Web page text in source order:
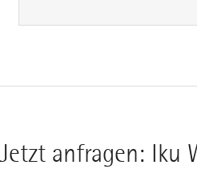
Jetzt anfragen: Iku